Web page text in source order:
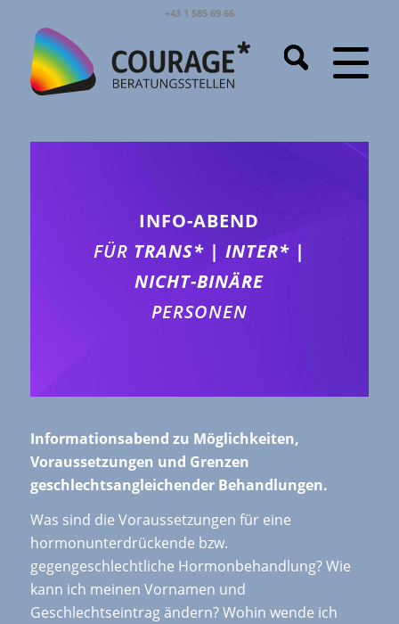
+43 1 585 69 66
INFO-ABEND
FÜR TRANS* | INTER* |
NICHT-BINÄRE
PERSONEN
Informationsabend zu Möglichkeiten,
Voraussetzungen und Grenzen
geschlechtsangleichender Behandlungen.
Was sind die Voraussetzungen für eine
hormonunterdrückende bzw.
gegengeschlechtliche Hormonbehandlung? Wie
kann ich meinen Vornamen und
Geschlechtseintrag ändern? Wohin wende ich